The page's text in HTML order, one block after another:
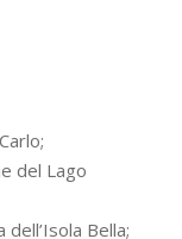
del Lago
Bella;